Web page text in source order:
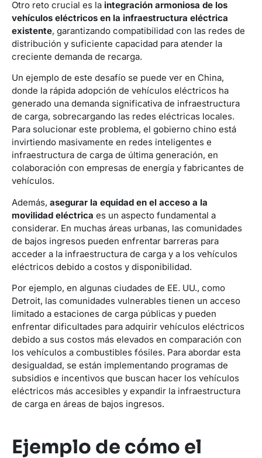
Otro reto crucial es la integración armoniosa de los
vehículos eléctricos en la infraestructura eléctrica
existente, garantizando compatibilidad con las redes de
distribución y suficiente capacidad para atender la
creciente demanda de recarga.
Un ejemplo de este desafío se puede ver en China,
donde la rápida adopción de vehículos eléctricos ha
generado una demanda significativa de infraestructura
de carga, sobrecargando las redes eléctricas locales.
Para solucionar este problema, el gobierno chino está
invirtiendo masivamente en redes inteligentes e
infraestructura de carga de última generación, en
colaboración con empresas de energía y fabricantes de
vehículos.
Además, asegurar la equidad en el acceso a la
movilidad eléctrica es un aspecto fundamental a
considerar. En muchas áreas urbanas, las comunidades
de bajos ingresos pueden enfrentar barreras para
acceder a la infraestructura de carga y a los vehículos
eléctricos debido a costos y disponibilidad.
Por ejemplo, en algunas ciudades de EE. UU., como
Detroit, las comunidades vulnerables tienen un acceso
limitado a estaciones de carga públicas y pueden
enfrentar dificultades para adquirir vehículos eléctricos
debido a sus costos más elevados en comparación con
los vehículos a combustibles fósiles. Para abordar esta
desigualdad, se están implementando programas de
subsidios e incentivos que buscan hacer los vehículos
eléctricos más accesibles y expandir la infraestructura
de carga en áreas de bajos ingresos.
Ejemplo de cómo el